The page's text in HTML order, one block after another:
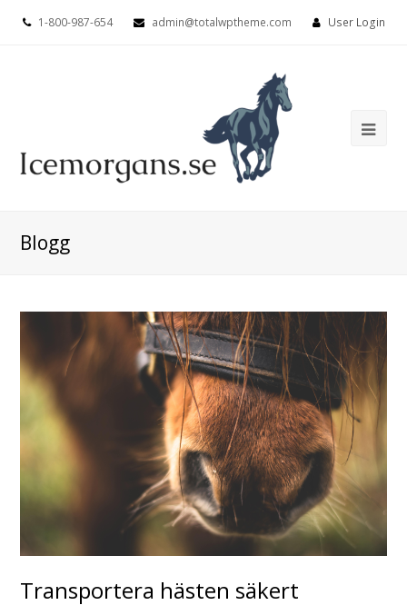
1-800-987-654 admin@totalwptheme.com User Login
Blogg
Transportera hästen säkert